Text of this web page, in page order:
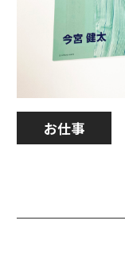
お仕事